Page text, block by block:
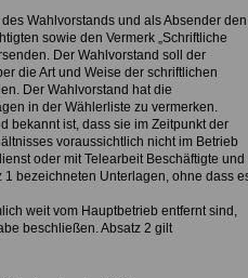
Wahlvorstands und als Absender den
sowie den Vermerk „Schriftliche
Der Wahlvorstand soll der
die Art und Weise der schriftlichen
Der Wahlvorstand hat die
in der Wählerliste zu vermerken.
bekannt ist, dass sie im Zeitpunkt der
voraussichtlich nicht im Betrieb
oder mit Telearbeit Beschäftigte und
bezeichneten Unterlagen, ohne dass
weit vom Hauptbetrieb entfernt sind,
beschließen. Absatz 2 gilt